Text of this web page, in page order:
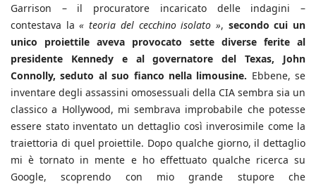
Garrison – il procuratore incaricato delle indagini –
contestava la« teoria del cecchino isolato », secondo cui un
unico proiettile aveva provocato sette diverse ferite al
presidente Kennedy e al governatore del Texas, John
Connolly, seduto al suo fianco nella limousine. Ebbene, se
inventare degli assassini omosessuali della CIA sembra sia un
classico a Hollywood, mi sembrava improbabile che potesse
essere stato inventato un dettaglio così inverosimile come la
traiettoria di quel proiettile. Dopo qualche giorno, il dettaglio
mi è tornato in mente e ho effettuato qualche ricerca su
Google, scoprendo con mio grande stupore che